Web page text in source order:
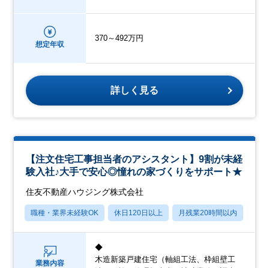
想定年収
370～492万円
詳しく見る
【注文住宅工事担当者のアシスタント】9割が未経
験入社♪大手で安心◎憧れの家づくりをサポート★
住友不動産ハウジング株式会社
職種・業界未経験OK 休日120日以上 月残業20時間以内
業務内容
◆
木造新築戸建住宅（軸組工法、枠組壁工